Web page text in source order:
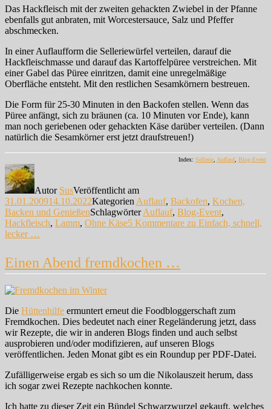
Das Hackfleisch mit der zweiten gehackten Zwiebel in der Pfanne
ebenfalls gut anbraten, mit Worcestersauce, Salz und Pfeffer
abschmecken.
In einer Auflaufform die Selleriewürfel verteilen, darauf die
Hackfleischmasse und darauf das Kartoffelpüree verstreichen. Mit
einer Gabel das Püree einritzen, damit eine unregelmäßige
Oberfläche entsteht. Mit den restlichen Sesamkörnern bestreuen.
Die Form für 25-30 Minuten in den Backofen stellen. Wenn das
Püree anfängt, sich zu bräunen (ca. 10 Minuten vor Ende), kann
man noch geriebenen oder gehackten Käse darüber verteilen. (Dann
natürlich die Sesamkörner erst jetzt draufstreuen!)
Index: Sellerie Auflauf, Blog-Event
Autor SusVeröffentlicht am
31.01.200914.10.2022Kategorien Auflauf, Backofen, Kochen,
Backen und GenießenSchlagwörterAuflauf, Blog-Event,
Hackfleisch, Lamm, Ohne Käse5 Kommentare zu Einfach, schnell,
lecker …
Einen Abend fremdkochen …
Die Hüttenhilfe ermuntert erneut die Foodbloggerschaft zum
Fremdkochen. Dies bedeutet nach einer Regeländerung jetzt, dass
wir Rezepte, die wir in anderen Blogs finden und auch selbst
ausprobieren und/oder modifizieren, auf unseren Blogs
veröffentlichen. Jeden Monat gibt es ein Roundup per PDF-Datei.
Zufälligerweise ergab es sich so um die Nikolauszeit herum, dass
ich sogar zwei Rezepte nachkochen konnte.
Ich hatte zu dieser Zeit ein Bündel Schwarzwurzel gekauft, welches